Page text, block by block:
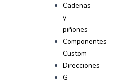
Cadenas
y
piñones
Componentes
Custom
Direcciones
G-